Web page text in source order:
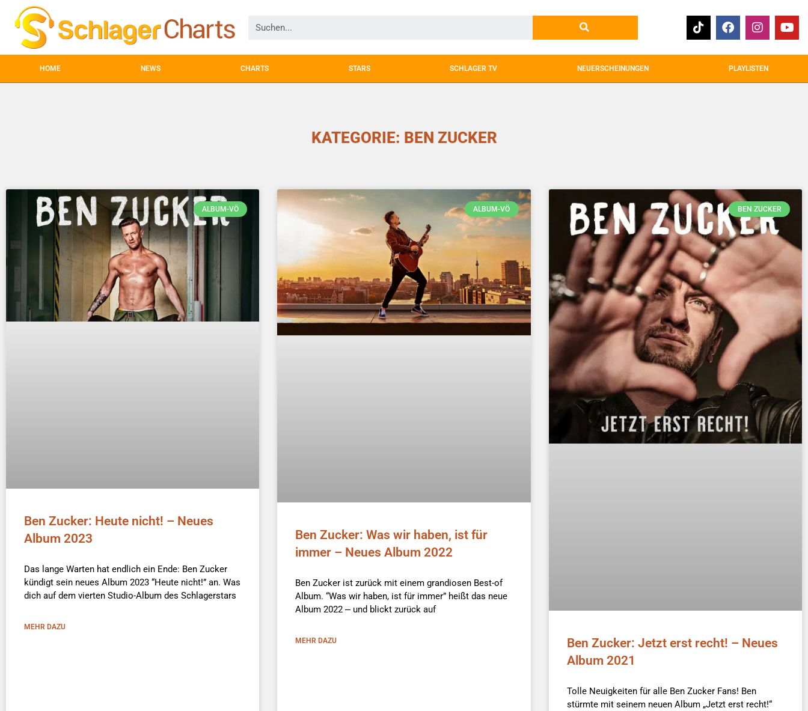
HOME NEWS CHARTS STARS SCHLAGER TV NEUERSCHEINUNGEN PLAYLISTEN
KATEGORIE: BEN ZUCKER
ALBUM-VÖ
Ben Zucker: Heute nicht! – Neues
Album 2023
Das lange Warten hat endlich ein Ende: Ben Zucker
kündigt sein neues Album 2023 “Heute nicht!” an. Was
dich auf dem vierten Studio-Album des Schlagerstars
MEHR DAZU
ALBUM-VÖ
Ben Zucker: Was wir haben, ist für
immer – Neues Album 2022
Ben Zucker ist zurück mit einem grandiosen Best-of
Album. “Was wir haben, ist für immer” heißt das neue
Album 2022 ⎼ und blickt zurück auf
MEHR DAZU
BEN ZUCKER
Ben Zucker: Jetzt erst recht! – Neues
Album 2021
Tolle Neuigkeiten für alle Ben Zucker Fans! Ben
stürmte mit seinem neuen Album „Jetzt erst recht!“